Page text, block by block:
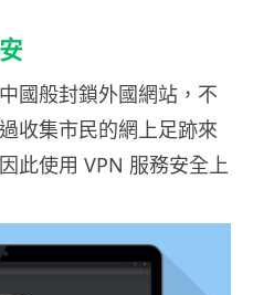
國般封鎖外國網站，不
收集市民的網上足跡來
此使用 VPN 服務安全上